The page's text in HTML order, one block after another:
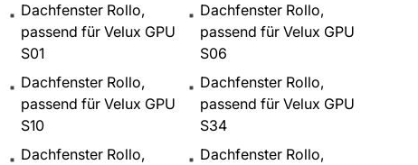
Dachfenster Rollo,
passend für Velux GPU
S01
Dachfenster Rollo,
passend für Velux GPU
S06
Dachfenster Rollo,
passend für Velux GPU
S10
Dachfenster Rollo,
passend für Velux GPU
S34
Dachfenster Rollo,
Dachfenster Rollo,